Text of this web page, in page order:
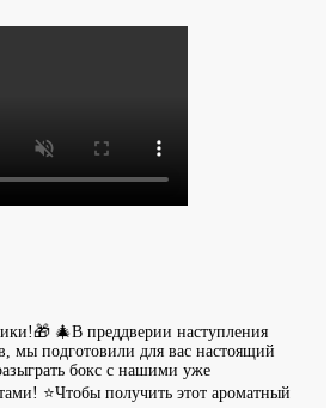
🎄В преддверии наступления
мы подготовили для вас настоящий
бокс с нашими уже
⭐️Чтобы получить этот ароматный